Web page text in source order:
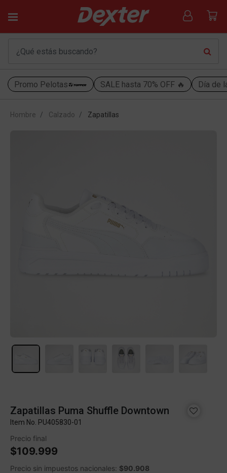
Promo Pelotas SALE hasta 70% OFF 🔥 Día de
Hombre Calzado Zapatillas
Zapatillas Puma Shuffle Downtown
Item No. PU405830-01
Precio final
$109.999
Precio sin impuestos nacionales: $90.908